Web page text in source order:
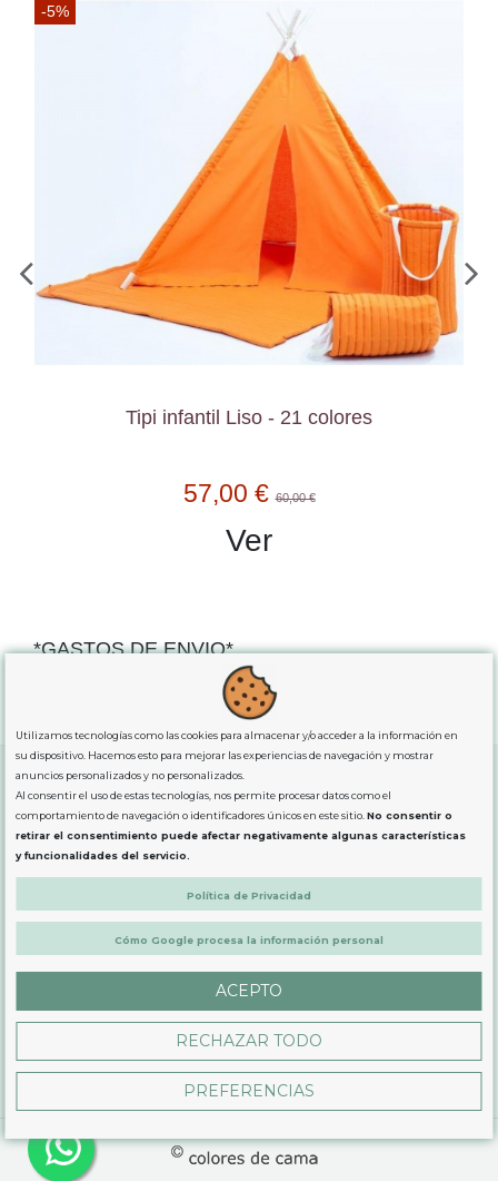
-5%
Tipi infantil Liso - 21 colores
57,00 €60,00 €
Ver
*GASTOS DE ENVIO*
para comprassuperiores a 80€
exclusiva para la peninsula.
SOBRE NOSOTROS
LEGAL
PRODUCTOS
CONTÁCTANOS
Utilizamos tecnologías como las cookies para almacenar y/o acceder a la información en
su dispositivo. Hacemos esto para mejorar las experiencias de navegación y mostrar
anuncios personalizados y no personalizados.
Al consentir el uso de estas tecnologías, nos permite procesar datos como el
comportamiento de navegación o identificadores únicos en este sitio.No consentir o
retirar el consentimiento puede afectar negativamente algunas características
y funcionalidades del servicio.
Política de Privacidad
Cómo Google procesa la información personal
ACEPTO
RECHAZAR TODO
PREFERENCIAS